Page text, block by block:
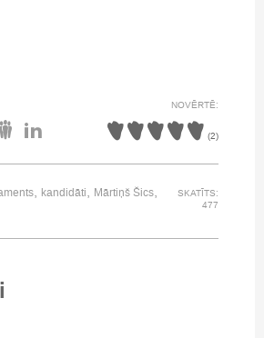
NOVĒRTĒ:
(2)
, kandidāti, Mārtiņš Šics,
SKATĪTS:
477